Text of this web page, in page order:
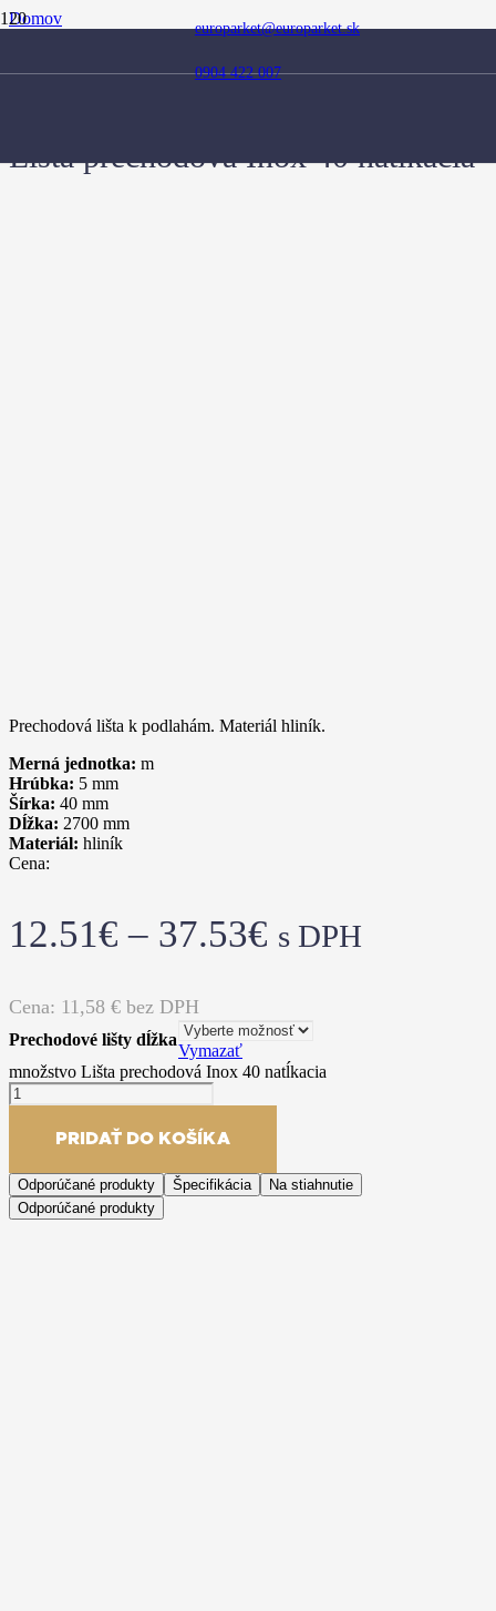
europarket@europarket.sk
0904 422 007
Domov
Prechodové lišty
Lišta prechodová Inox 40 natĺkacia
Prechodová lišta k podlahám. Materiál hliník.
Merná jednotka: m
Hrúbka: 5 mm
Šírka: 40 mm
Dĺžka: 2700 mm
Materiál: hliník
Cena:
12.51€ – 37.53€ s DPH
Cena: 11,58 € bez DPH
Prechodové lišty dĺžka
Vymazať
množstvo Lišta prechodová Inox 40 natĺkacia
PRIDAŤ DO KOŠÍKA
Odporúčané produkty Špecifikácia
Na stiahnutie
Odporúčané produkty